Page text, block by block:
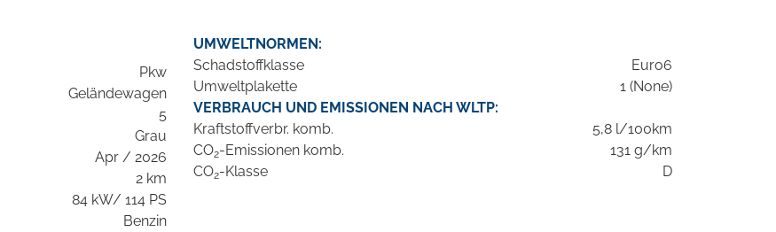
Pkw
Geländewagen
5
Grau
Apr / 2026
2 km
84 kW/ 114 PS
Benzin
UMWELTNORMEN:
Schadstoffklasse
Euro6
Umweltplakette
1 (None)
VERBRAUCH UND EMISSIONEN NACH WLTP:
Kraftstoffverbr. komb.
5,8 l/100km
CO2-Emissionen komb.
131 g/km
CO2-Klasse D